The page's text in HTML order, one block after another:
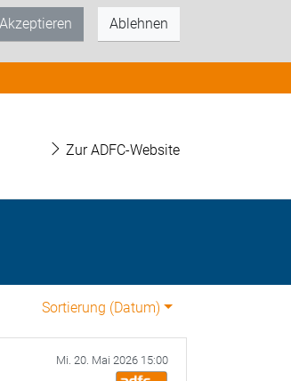
Akzeptieren Ablehnen
Zur ADFC-Website
Sortierung (Datum)
Mi. 20. Mai 2026 15:00